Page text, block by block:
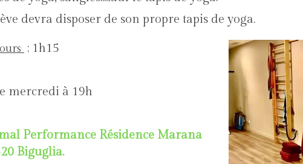
devra disposer de son propre tapis de yoga.
; 1h15
mercredi à 19h
Performance Résidence Marana
Biguglia.